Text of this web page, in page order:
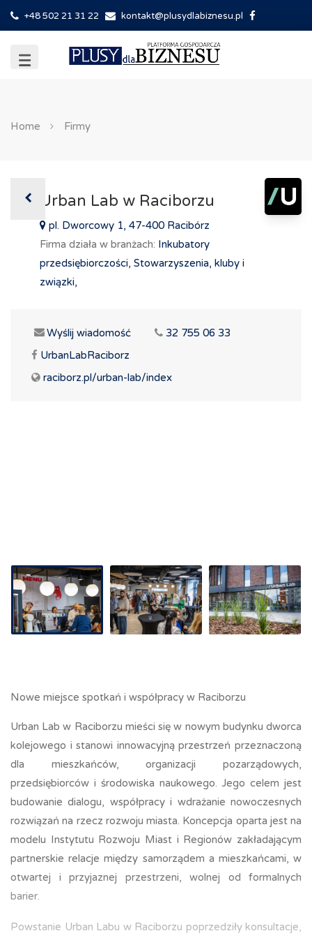
+48 502 21 31 22 kontakt@plusydlabiznesu.pl
Home Firmy
Urban Lab w Raciborzu
pl. Dworcowy 1, 47-400 Racibórz
Firma działa w branżach: Inkubatory
przedsiębiorczości, Stowarzyszenia, kluby i
związki,
Wyślij wiadomość
32 755 06 33
UrbanLabRaciborz
raciborz.pl/urban-lab/index
Nowe miejsce spotkań i współpracy w Raciborzu
Urban Lab w Raciborzu mieści się w nowym budynku dworca
kolejowego i stanowi innowacyjną przestrzeń przeznaczoną
dla mieszkańców, organizacji pozarządowych,
przedsiębiorców i środowiska naukowego. Jego celem jest
budowanie dialogu, współpracy i wdrażanie nowoczesnych
rozwiązań na rzecz rozwoju miasta. Koncepcja oparta jest na
modelu Instytutu Rozwoju Miast i Regionów zakładającym
partnerskie relacje między samorządem a mieszkańcami, w
otwartej i przyjaznej przestrzeni, wolnej od formalnych
barier.
Powstanie Urban Labu w Raciborzu poprzedziły konsultacje,